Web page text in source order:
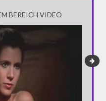
BEREICH VIDEO